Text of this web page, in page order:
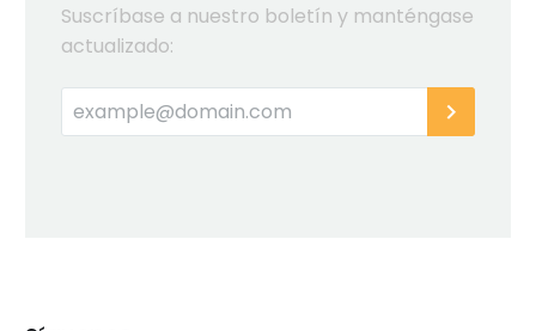
Suscríbase a nuestro boletín y manténgase
actualizado: